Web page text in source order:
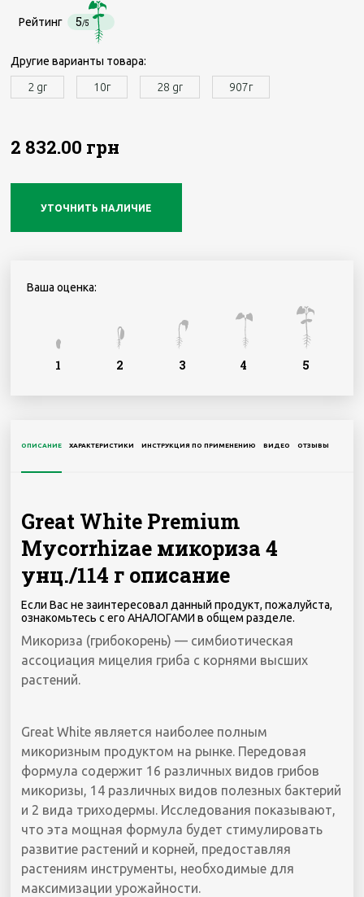
Рейтинг 5/5
Другие варианты товара:
2 gr
10г 28 gr 907г
2 832.00 грн
УТОЧНИТЬ НАЛИЧИЕ
Ваша оценка:
5
4
3
2
1
ОПИСАНИЕ ХАРАКТЕРИСТИКИ ИНСТРУКЦИЯ ПО ПРИМЕНЕНИЮ ВИДЕО ОТЗЫВЫ
Great White Premium
Mycorrhizae микориза 4
унц./114 г описание
Если Вас не заинтересовал данный продукт, пожалуйста,
ознакомьтесь с его АНАЛОГАМИ в общем разделе.
Микориза (грибокорень) — симбиотическая
ассоциация мицелия гриба с корнями высших
растений.
Great White является наиболее полным
микоризным продуктом на рынке. Передовая
формула содержит 16 различных видов грибов
микоризы, 14 различных видов полезных бактерий
и 2 вида триходермы. Исследования показывают,
что эта мощная формула будет стимулировать
развитие растений и корней, предоставляя
растениям инструменты, необходимые для
максимизации урожайности.